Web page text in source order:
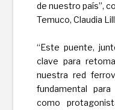
de nuestro país”,
Temuco, Claudia
“Este puente,
clave para
nuestra red
fundamental
como